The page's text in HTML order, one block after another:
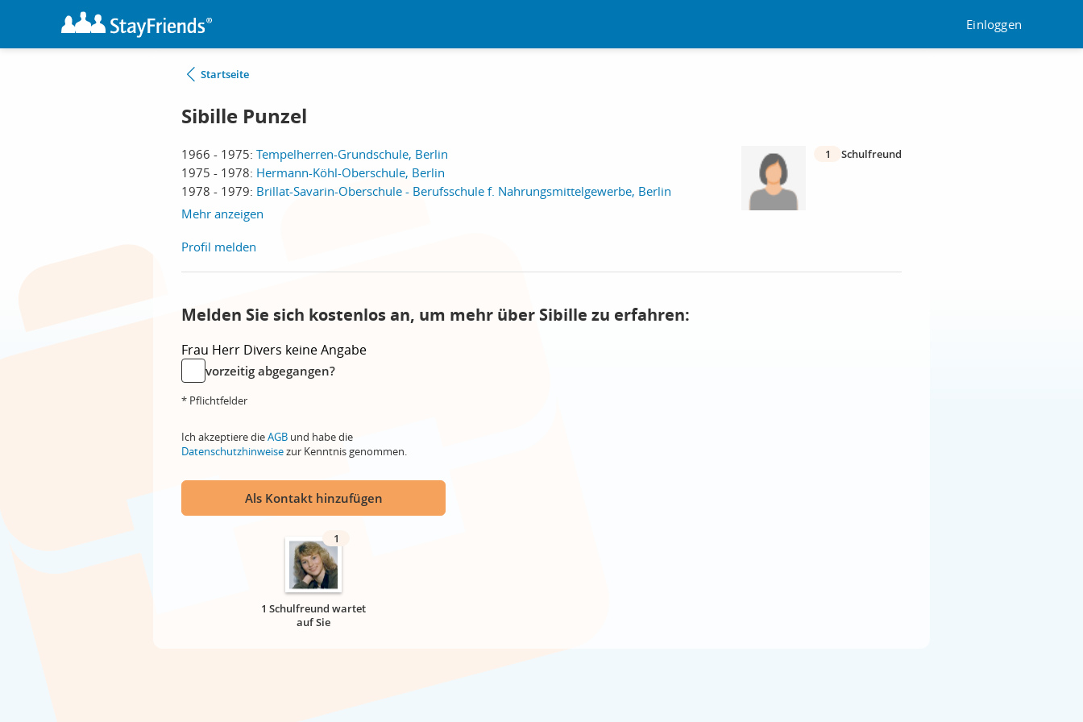
Einloggen
Startseite
Sibille Punzel
1966 - 1975: Tempelherren-Grundschule, Berlin
1975 - 1978: Hermann-Köhl-Oberschule, Berlin
1978 - 1979: Brillat-Savarin-Oberschule - Berufsschule f. Nahrungsmittelgewerbe, Berlin
Mehr anzeigen
1 Schulfreund
Profil melden
Melden Sie sich kostenlos an, um mehr über Sibille zu erfahren:
Frau Herr Divers keine Angabe
vorzeitig abgegangen?
* Pflichtfelder
Ich akzeptiere dieAGB und habe die
Datenschutzhinweisezur Kenntnis genommen.
Als Kontakt hinzufügen
1
1 Schulfreund wartet
auf Sie